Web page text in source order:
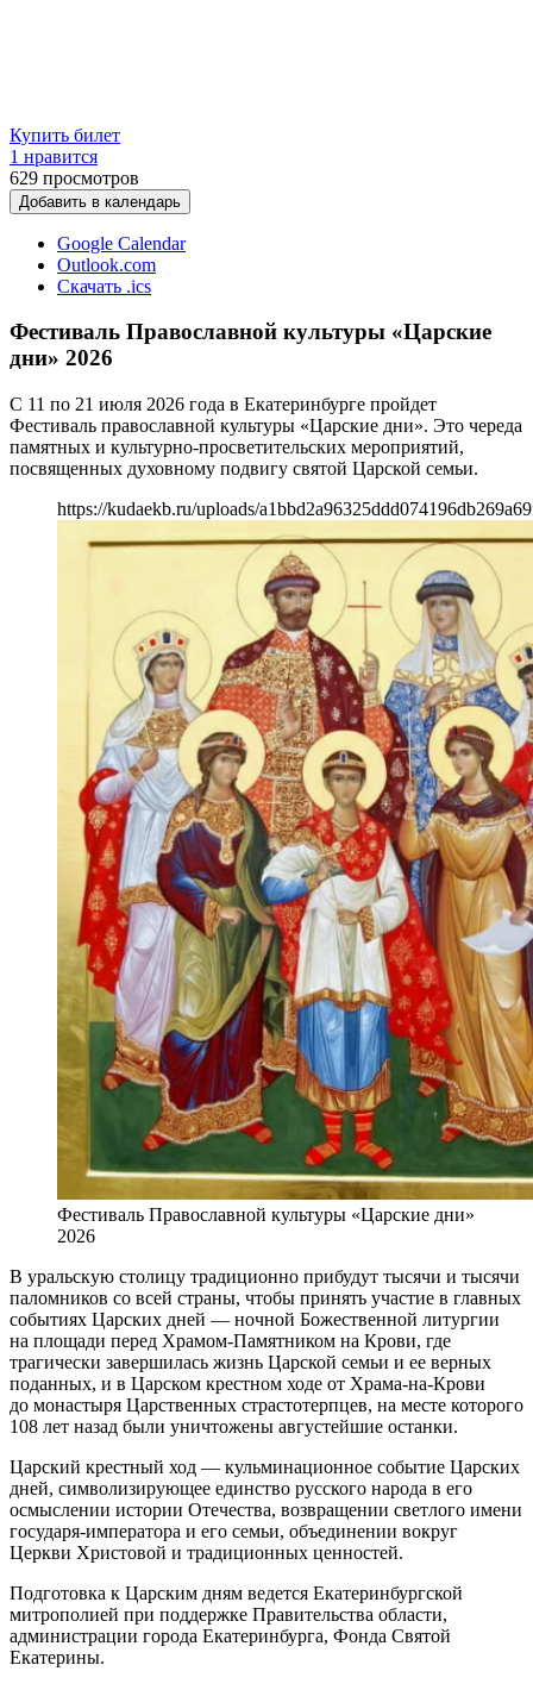
Купить билет
1 нравится
629 просмотров
Добавить в календарь
Google Calendar
Outlook.com
Скачать .ics
Фестиваль Православной культуры «Царские
дни» 2026
С 11 по 21 июля 2026 года в Екатеринбурге пройдет
Фестиваль православной культуры «Царские дни». Это череда
памятных и культурно-просветительских мероприятий,
посвященных духовному подвигу святой Царской семьи.
https://kudaekb.ru/uploads/
Фестиваль Православной культуры «Царские дни»
2026
В уральскую столицу традиционно прибудут тысячи и тысячи
паломников со всей страны, чтобы принять участие в главных
событиях Царских дней — ночной Божественной литургии
на площади перед Храмом-Памятником на Крови, где
трагически завершилась жизнь Царской семьи и ее верных
поданных, и в Царском крестном ходе от Храма-на-Крови
до монастыря Царственных страстотерпцев, на месте которого
108 лет назад были уничтожены августейшие останки.
Царский крестный ход — кульминационное событие Царских
дней, символизирующее единство русского народа в его
осмыслении истории Отечества, возвращении светлого имени
государя-императора и его семьи, объединении вокруг
Церкви Христовой и традиционных ценностей.
Подготовка к Царским дням ведется Екатеринбургской
митрополией при поддержке Правительства области,
администрации города Екатеринбурга, Фонда Святой
Екатерины.